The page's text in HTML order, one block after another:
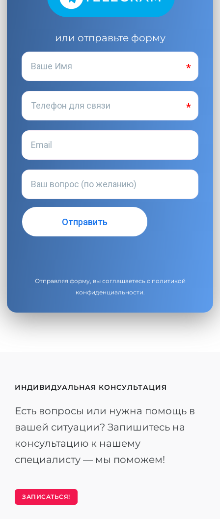
или отправьте форму
Отправляя форму, вы соглашаетесь с политикой
конфиденциальности.
ИНДИВИДУАЛЬНАЯ КОНСУЛЬТАЦИЯ
Есть вопросы или нужна помощь в
вашей ситуации? Запишитесь на
консультацию к нашему
специалисту — мы поможем!
ЗАПИСАТЬСЯ!